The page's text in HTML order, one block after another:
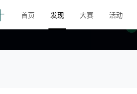
首页 发现 大赛 活动